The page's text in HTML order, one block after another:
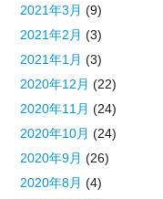
2021年3月 (9)
2021年2月 (3)
2021年1月 (3)
2020年12月 (22)
2020年11月 (24)
2020年10月 (24)
2020年9月 (26)
2020年8月 (4)